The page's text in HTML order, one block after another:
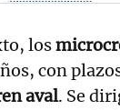
los
con
aval. Se